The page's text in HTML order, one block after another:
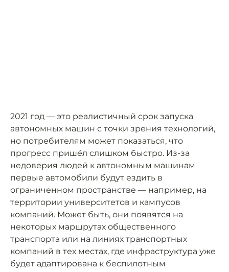
2021 год — это реалистичный срок запуска
автономных машин с точки зрения технологий,
но потребителям может показаться, что
прогресс пришёл слишком быстро. Из-за
недоверия людей к автономным машинам
первые автомобили будут ездить в
ограниченном пространстве — например, на
территории университетов и кампусов
компаний. Может быть, они появятся на
некоторых маршрутах общественного
транспорта или на линиях транспортных
компаний в тех местах, где инфраструктура уже
будет адаптирована к беспилотным